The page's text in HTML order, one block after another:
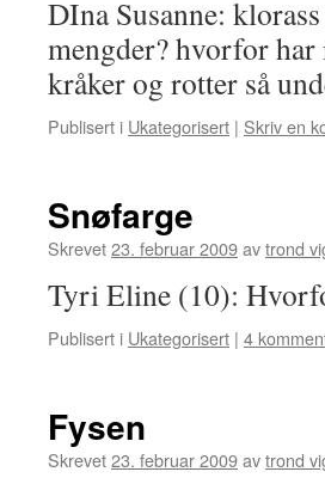
DIna Susanne:
mengder? hvorfor
kråker og rotter så
Publisert i Ukategorisert | Skriv en
Snøfarge
Skrevet23. februar 2009avtrond
Tyri Eline (10):
Publisert i Ukategorisert | 4
Fysen
Skrevet23. februar 2009avtrond